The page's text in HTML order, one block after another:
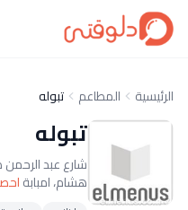
الرئيسية المطاعم تبوله
تبوله
شارع عبد
هشام، امبابة